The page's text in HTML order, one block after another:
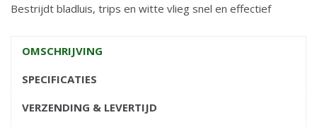
Bestrijdt bladluis, trips en witte vlieg snel en effectief
OMSCHRIJVING
SPECIFICATIES
VERZENDING & LEVERTIJD